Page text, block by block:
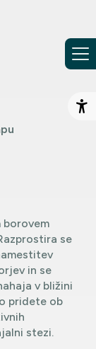
borovem
se
in se
v bližini
pridete ob
stezi.